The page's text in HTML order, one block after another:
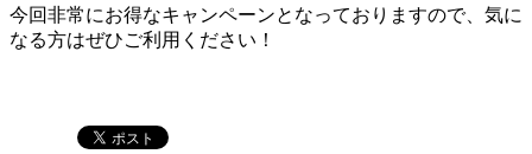
今回非常にお得なキャンペーンとなっておりますので、気に
なる方はぜひご利用ください！